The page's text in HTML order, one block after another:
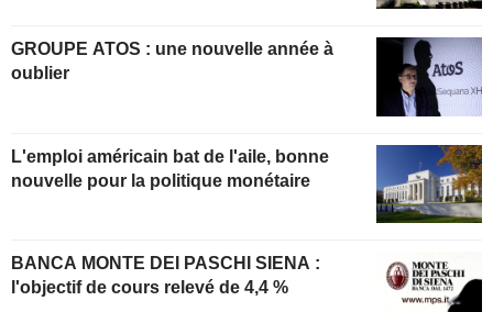
GROUPE ATOS : une nouvelle année à
oublier
L'emploi américain bat de l'aile, bonne
nouvelle pour la politique monétaire
BANCA MONTE DEI PASCHI SIENA :
l'objectif de cours relevé de 4,4 %